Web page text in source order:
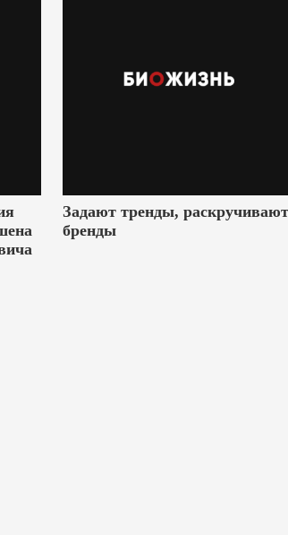
Задают тренды, раскручивают
бренды